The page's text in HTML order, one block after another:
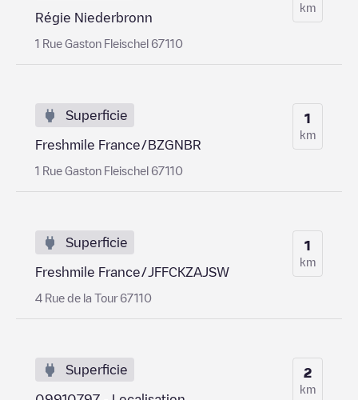
Régie Niederbronn
1 Rue Gaston Fleischel 67110
km
Superficie
Freshmile France/BZGNBR
1 Rue Gaston Fleischel 67110
1
km
Superficie
Freshmile France/JFFCKZAJSW
4 Rue de la Tour 67110
1
km
Superficie 2
km